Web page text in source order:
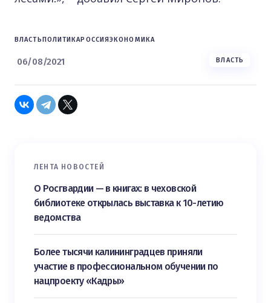
ВЛАСТЬПОЛИТИКАРОССИЯЭКОНОМИКА
06/08/2021 ВЛАСТЬ
ЛЕНТА НОВОСТЕЙ
О Росгвардии — в книгах: в чеховской
библиотеке открылась выставка к 10-летию
ведомства
Более тысячи калининградцев приняли
участие в профессиональном обучении по
нацпроекту «Кадры»